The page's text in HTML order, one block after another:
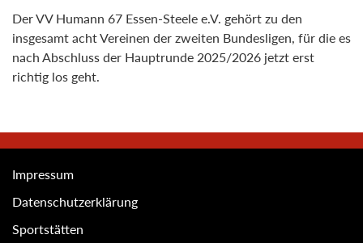
Der VV Humann 67 Essen-Steele e.V. gehört zu den
insgesamt acht Vereinen der zweiten Bundesligen, für die es
nach Abschluss der Hauptrunde 2025/2026 jetzt erst
richtig los geht.
Impressum
Datenschutzerklärung
Sportstätten